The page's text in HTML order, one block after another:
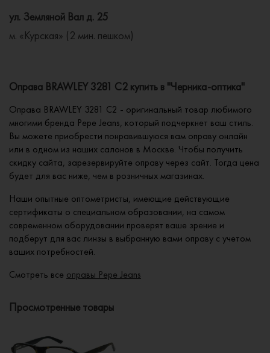
ул. Земляной Вал д. 25
м. «Курская» (2 мин. пешком)
Оправа BRAWLEY 3281 C2 купить в "Черника-оптика"
Оправа BRAWLEY 3281 C2 - оригинальный товар любимого
многими бренда Pepe Jeans, который подчеркнет ваш стиль.
Вы можете приобрести понравившуюся вам оправу онлайн
или в одном из наших салонов в Москве. Чтобы получить
скидку сайта, зарезервируйте оправу через сайт. Тогда цена
будет для вас ниже, чем в розничных магазинах.
Наши опытные оптометристы, имеющие действующие
сертификаты о специальном образовании, на самом
современном оборудовании проверят ваше зрение и
подберут для вас линзы в выбранную вами оправу с учетом
ваших потребностей.
Смотреть все оправы Pepe Jeans
Просмотренные товары